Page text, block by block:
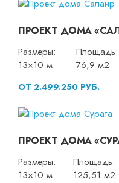
ПРОЕКТ ДОМА
Размеры:
13×10 м
Площадь:
76,9 м2
ОТ 2.499.250 РУБ.
ПРОЕКТ ДОМА
Размеры:
13×10 м
Площадь:
125,51 м2